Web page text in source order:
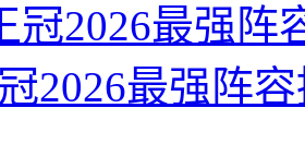
冠2026最强
冠2026最强阵